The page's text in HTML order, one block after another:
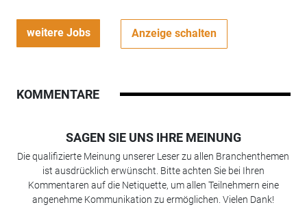
weitere Jobs Anzeige schalten
KOMMENTARE
SAGEN SIE UNS IHRE MEINUNG
Die qualifizierte Meinung unserer Leser zu allen Branchenthemen
ist ausdrücklich erwünscht. Bitte achten Sie bei Ihren
Kommentaren auf die Netiquette, um allen Teilnehmern eine
angenehme Kommunikation zu ermöglichen. Vielen Dank!